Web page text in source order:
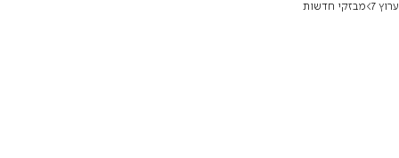
ערוץ 7 מבזקי חדשות